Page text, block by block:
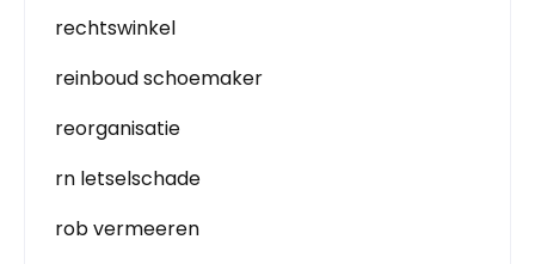
rechtswinkel
reinboud schoemaker
reorganisatie
rn letselschade
rob vermeeren